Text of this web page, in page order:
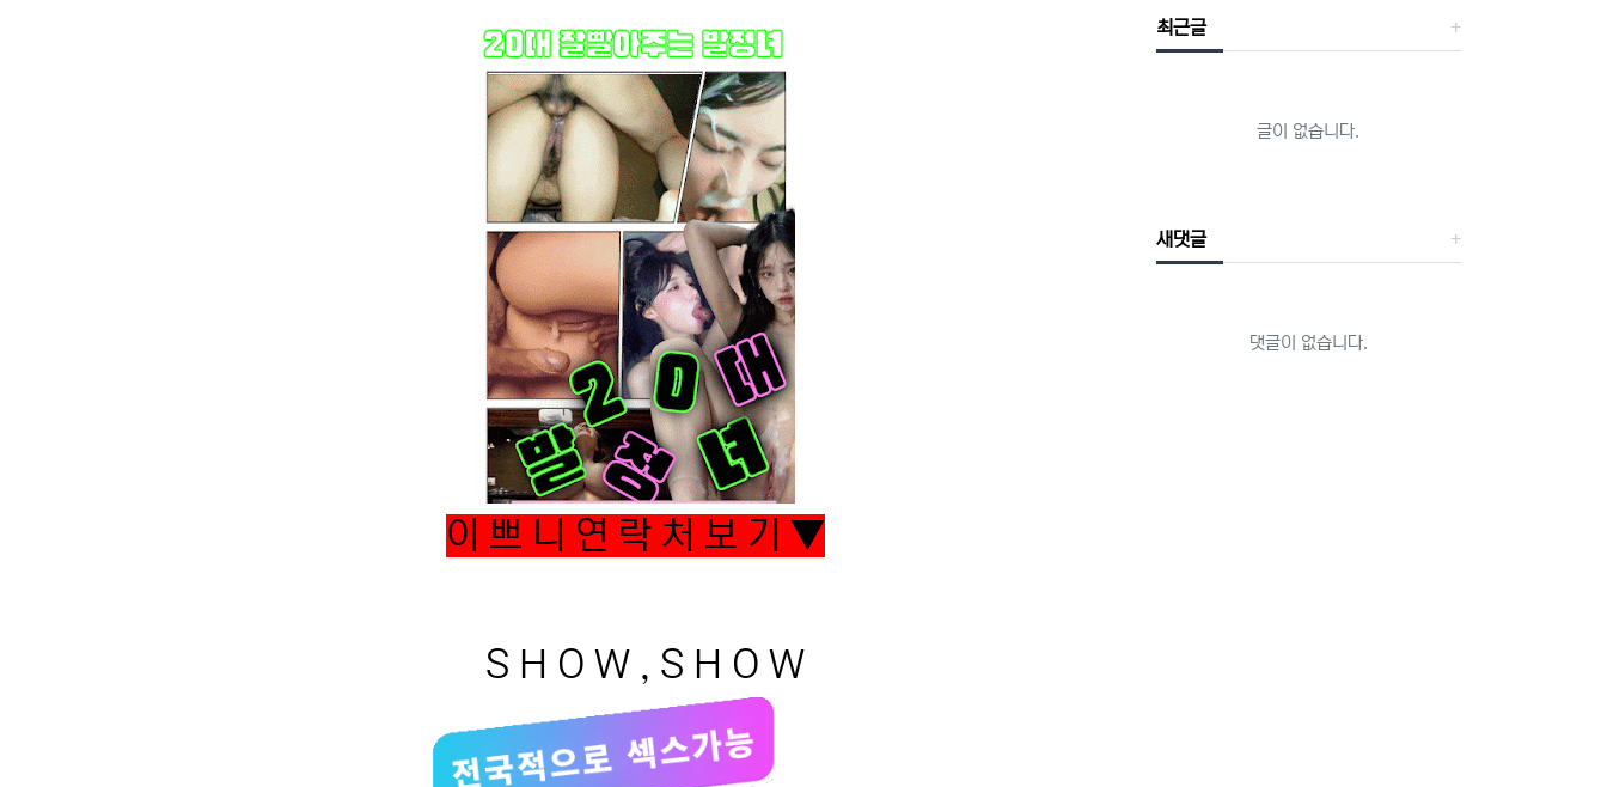
이 쁘 니 연 락 처 보 기 ▼
S H O W , S H O W
최근글
글이 없습니다.
새댓글
댓글이 없습니다.